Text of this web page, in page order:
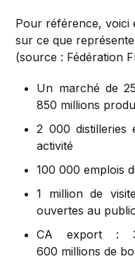
Pour référence, voici
sur ce que
(source : Fédération
Un marché de
850 millions
2 000 distilleries
activité
100 000 emplois
1 million de
ouvertes au public
CA export :
600 millions de